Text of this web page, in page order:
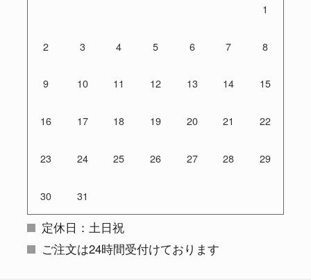
1
2 3 4 5 6 7 8
9 10 11 12 13 14 15
16 17 18 19 20 21 22
23 24 25 26 27 28 29
30 31
定休日：土日祝
ご注文は24時間受付けております